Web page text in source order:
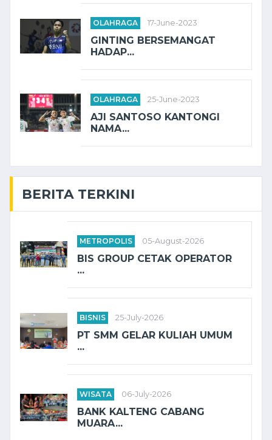
OLAHRAGA 17-June-2023
GINTING BERSEMANGAT
HADAP...
OLAHRAGA 25-June-2023
AJI SANTOSO KANTONGI
NAMA...
BERITA TERKINI
METROPOLIS 05-August-2026
BIS GROUP CETAK OPERATOR
...
BISNIS 25-July-2026
PT SMM GELAR KULIAH UMUM
...
WISATA 06-July-2026
BANK KALTENG CABANG
MUARA...